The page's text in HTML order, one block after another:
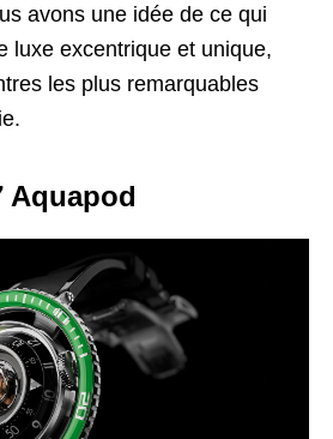
avons une idée de ce qui
luxe excentrique et unique,
les plus remarquables
Aquapod